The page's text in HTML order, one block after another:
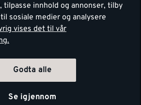
tilpasse innhold og annonser, tilby
sosiale medier og analysere
vises det til vår
Godta alle
Se igjennom